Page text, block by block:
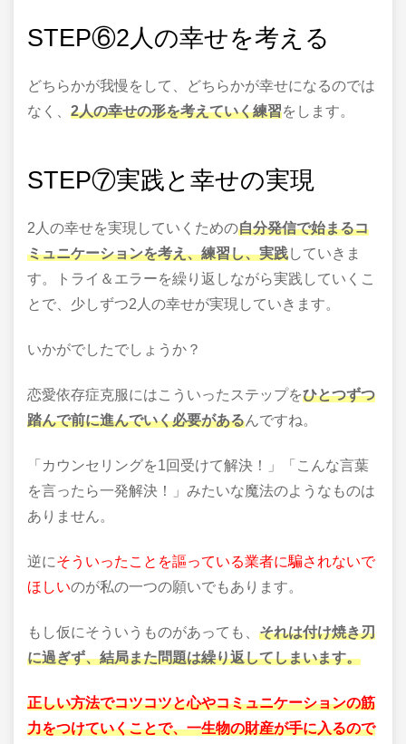
STEP⑥2人の幸せを考える
どちらかが我慢をして、どちらかが幸せになるのでは
なく、 2人の幸せの形を考えていく練習をします。
STEP⑦実践と幸せの実現
2 人の幸せを実現していくための自分発信で始まるコ
ミュニケーションを考え、練習し、実践していきま
す。トライ＆エラーを繰り返しながら実践していくこ
とで、少しずつ2 人の幸せが実現していきます。
いかがでしたでしょうか？
恋愛依存症克服にはこういったステップをひとつずつ
踏んで前に進んでいく必要があるんですね。
「カウンセリングを1回受けて解決！」「こんな言葉
を言ったら一発解決！」みたいな魔法のようなものは
ありません。
逆にそういったことを謳っている業者に騙されないで
ほしいのが私の一つの願いでもあります。
もし仮にそういうものがあっても、 それは付け焼き刃
に過ぎず、結局また問題は繰り返してしまいます。
正しい方法でコツコツと心やコミュニケーションの筋
力をつけていくことで、一生物の財産が手に入るので